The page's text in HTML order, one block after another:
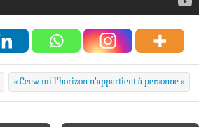
« Ceew mi l'horizon n'appartient à personne »